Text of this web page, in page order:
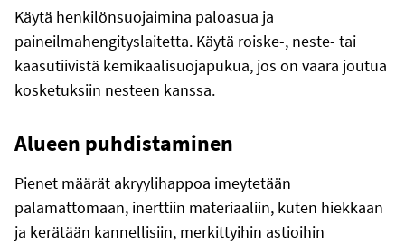
Käytä henkilönsuojaimina paloasua ja
paineilmahengityslaitetta. Käytä roiske-, neste- tai
kaasutiivistä kemikaalisuojapukua, jos on vaara joutua
kosketuksiin nesteen kanssa.
Alueen puhdistaminen
Pienet määrät akryylihappoa imeytetään
palamattomaan, inerttiin materiaaliin, kuten hiekkaan
ja kerätään kannellisiin, merkittyihin astioihin